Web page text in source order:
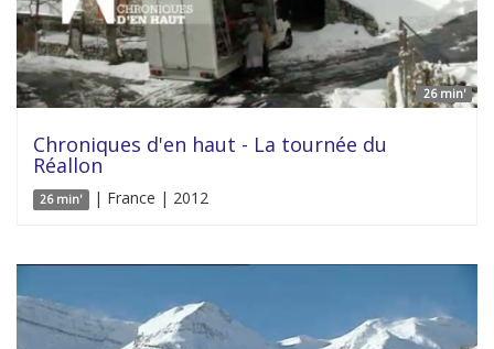
26 min'
Chroniques d'en haut - La tournée du
Réallon
26 min' | France | 2012